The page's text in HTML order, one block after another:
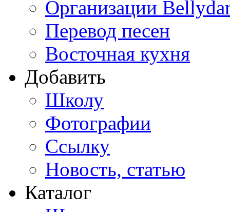
Организации
Перевод песен
Восточная кухня
Добавить
Школу
Фотографии
Ссылку
Новость, статью
Каталог